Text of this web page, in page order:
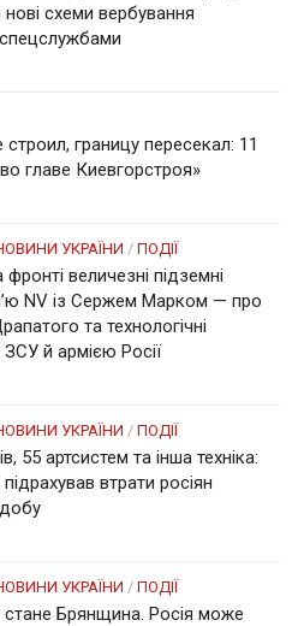
нові схеми вербування
границу пересекал: 11
главе Киевгорстроя»
УКРАЇНИ / ПОДІЇ
величезні підземні
NV із Сержем Марком — про
та технологічні
й армією Росії
УКРАЇНИ / ПОДІЇ
55 артсистем та інша техніка:
втрати росіян
УКРАЇНИ / ПОДІЇ
Брянщина. Росія може